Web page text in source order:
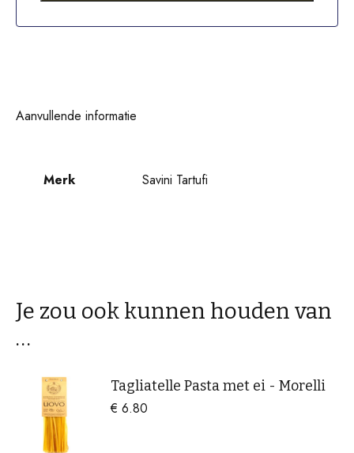
Aanvullende informatie
Merk Savini Tartufi
Je zou ook kunnen houden van
…
Tagliatelle Pasta met ei - Morelli
€ 6.80